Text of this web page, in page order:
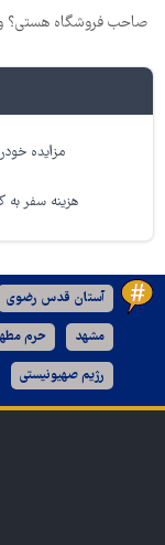
صاحب فروشگاه هستی؟ وام تا ۳ میلیارد
مزایده
هزینه سفر به
آستان قدس رضوی
مشهد حرم
رژیم صهیونیستی